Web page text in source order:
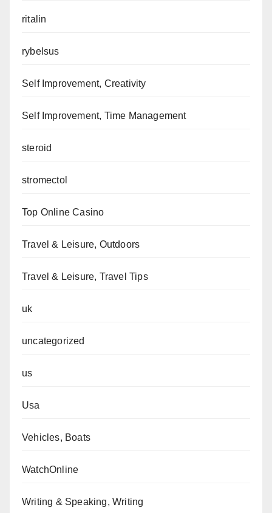
ritalin
rybelsus
Self Improvement, Creativity
Self Improvement, Time Management
steroid
stromectol
Top Online Casino
Travel & Leisure, Outdoors
Travel & Leisure, Travel Tips
uk
uncategorized
us
Usa
Vehicles, Boats
WatchOnline
Writing & Speaking, Writing